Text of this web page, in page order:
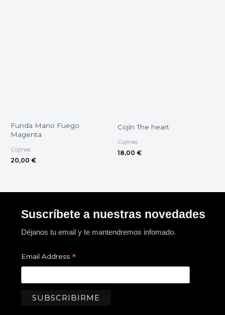
Funda Mano Fuego
Magenta
Cojines
20,00 €
Cojín The heart
Cojines
18,00 €
Suscríbete a nuestras novedades
Déjanos tu email y te mantendremos infomado.
Email Address *